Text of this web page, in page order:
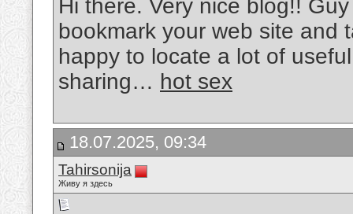
Hi there. Very nice blog!!
bookmark your web site
happy to locate a lot of
sharing… hot sex
18.07.2025, 09:34
Tahirsonija
Живу я здесь